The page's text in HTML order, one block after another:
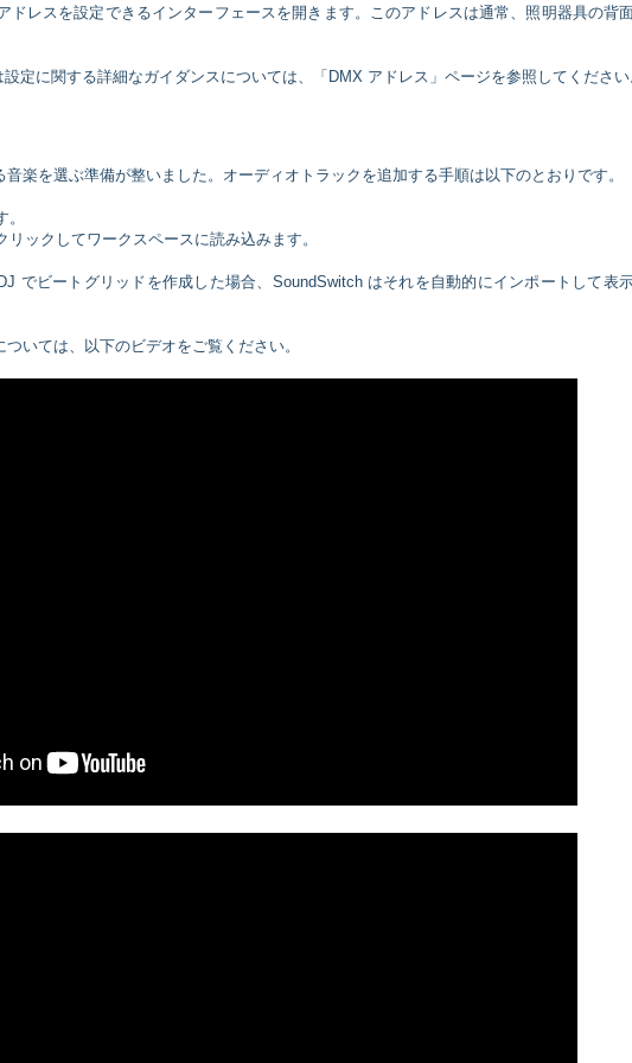
ドレスを設定できるインターフェースを開きます。このアドレスは通常、照明器具の背
定に関する詳細なガイダンスについては、「DMX アドレス」ページを参照してください
楽を選ぶ準備が整いました。オーディオトラックを追加する手順は以下のとおりです。
ックしてワークスペースに読み込みます。
でビートグリッドを作成した場合、SoundSwitch はそれを自動的にインポートして表
いては、以下のビデオをご覧ください。